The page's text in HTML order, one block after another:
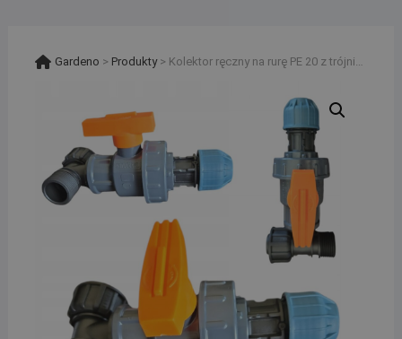
Gardeno > Produkty> Kolektor ręczny na rurę PE 20 z trójnikiem swivel do rozbudowy